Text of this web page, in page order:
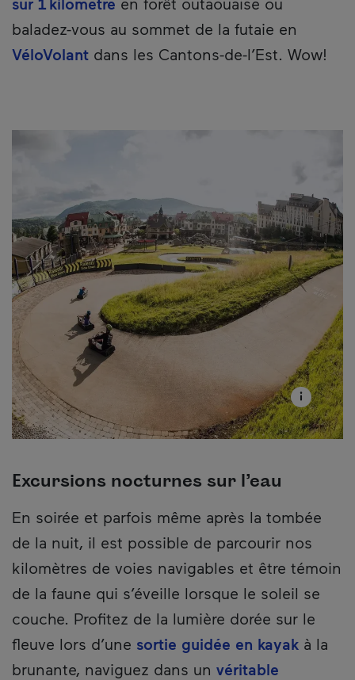
baladez-vous au sommet de la futaie en
VéloVolant dans les Cantons-de-l’Est. Wow!
Excursions nocturnes sur l’eau
En soirée et parfois même après la tombée
de la nuit, il est possible de parcourir nos
kilomètres de voies navigables et être témoin
de la faune qui s’éveille lorsque le soleil se
couche. Profitez de la lumière dorée sur le
fleuve lors d’une sortie guidée en kayak à la
brunante, naviguez dans un véritable